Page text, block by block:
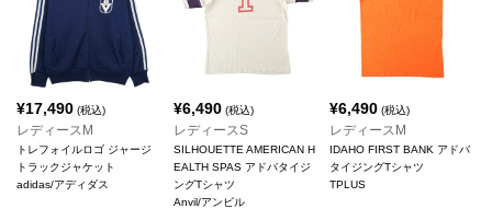
¥17,490 (税込)
レディースM
トレフォイルロゴ ジャージ
トラックジャケット
adidas/アディダス
¥6,490(税込)
レディースS
SILHOUETTE AMERICAN H
EALTH SPAS アドバタイジ
ングTシャツ
Anvil/アンビル
¥6,490 (税込)
レディースM
IDAHO FIRST BANK アドバ
タイジングTシャツ
TPLUS